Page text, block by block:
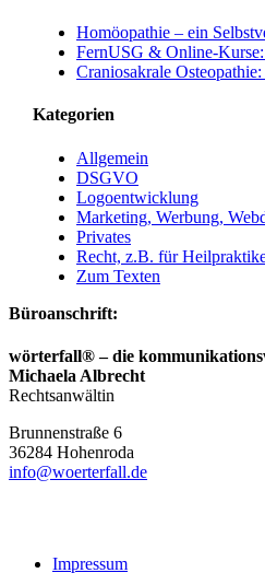
Homöopathie – ein
FernUSG & Online-Kurse:
Craniosakrale
Kategorien
Allgemein
DSGVO
Logoentwicklung
Marketing, Werbung,
Privates
Recht, z.B. für
Zum Texten
Büroanschrift:
wörterfall® – die
Michaela Albrecht
Rechtsanwältin
Brunnenstraße 6
36284 Hohenroda
info@woerterfall.de
Impressum